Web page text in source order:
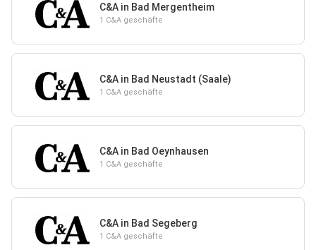
C&A in Bad Mergentheim
1 C&A geschäfte
C&A in Bad Neustadt (Saale)
1 C&A geschäfte
C&A in Bad Oeynhausen
1 C&A geschäfte
C&A in Bad Segeberg
1 C&A geschäfte